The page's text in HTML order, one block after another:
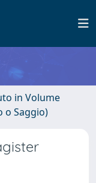
in Volume
o Saggio)